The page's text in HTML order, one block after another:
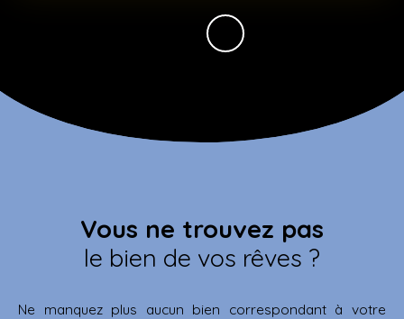
Vous ne trouvez pas
le bien de vos rêves ?
Ne manquez plus aucun bien correspondant à votre